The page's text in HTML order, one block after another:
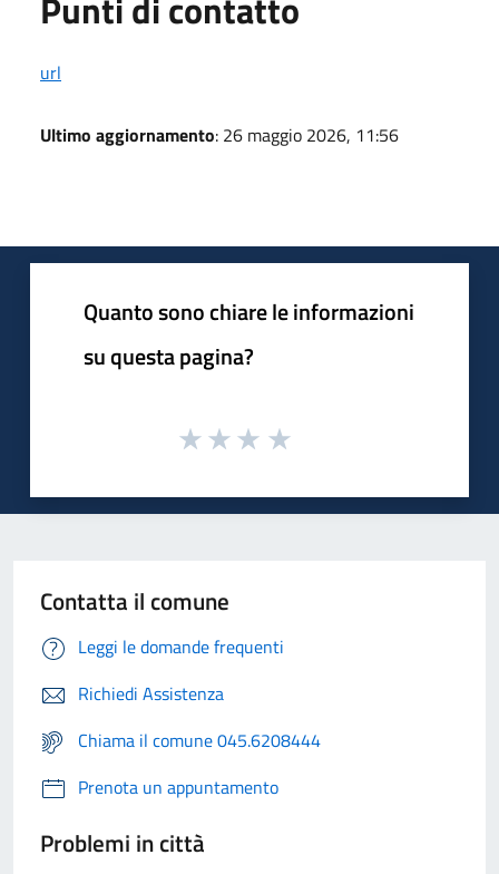
url
Ultimo aggiornamento: 26 maggio 2026, 11:56
Quanto sono chiare le informazioni
su questa pagina?
Contatta il comune
Leggi le domande frequenti
Richiedi Assistenza
Chiama il comune 045.6208444
Prenota un appuntamento
Problemi in città